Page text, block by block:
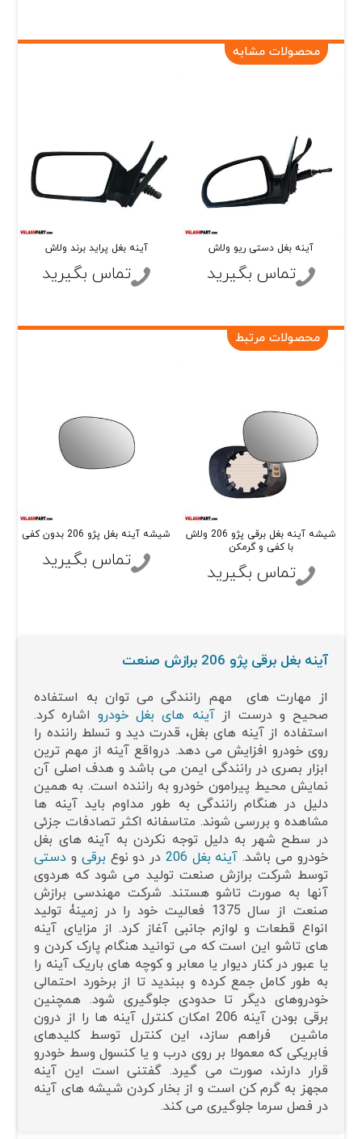
محصولات مشابه
آینه بغل دستی ریو ولاش
تماس بگیرید
آینه بغل پراید برند ولاش
تماس بگیرید
محصولات مرتبط
شیشه آینه بغل برقی پژو 206 ولاش
با کفی و گرمکن
تماس بگیرید
شیشه آینه بغل پژو 206 بدون کفی
تماس بگیرید
آینه بغل برقی پژو 206 برازش صنعت
از مهارت های مهم رانندگی می توان به استفاده
صحیح و درست ازآینه های بغل خودرواشاره کرد.
استفاده از آینه های بغل، قدرت دید و تسلط راننده را
روی خودرو افزایش می دهد. درواقع آینه از مهم ترین
ابزار بصری در رانندگی ایمن می باشد و هدف اصلی آن
نمایش محیط پیرامون خودرو به راننده است. به همین
دلیل در هنگام رانندگی به طور مداوم باید آینه ها
مشاهده و بررسی شوند. متاسفانه اکثر تصادفات جزئی
در سطح شهر به دلیل توجه نکردن به آینه های بغل
خودرو می باشد. آینه بغل 206 در دو نوع برقی و دستی
توسط شرکت برازش صنعت تولید می شود که هردوی
آنها به صورت تاشو هستند. شرکت مهندسی برازش
صنعت از سال 1375 فعالیت خود را در زمینۀ تولید
انواع قطعات و لوازم جانبی آغاز کرد. از مزایای آینه
های تاشو این است که می توانید هنگام پارک کردن و
یا عبور در کنار دیوار یا معابر و کوچه های باریک آینه را
به طور کامل جمع کرده و ببندید تا از برخورد احتمالی
خودروهای دیگر تا حدودی جلوگیری شود. همچنین
برقی بودن آینه 206 امکان کنترل آینه ها را از درون
ماشین فراهم سازد، این کنترل توسط کلیدهای
فابریکی که معمولا بر روی درب و یا کنسول وسط خودرو
قرار دارند، صورت می گیرد. گفتنی است این آینه
مجهز به گرم کن است و از بخار کردن شیشه های آینه
در فصل سرما جلوگیری می کند.